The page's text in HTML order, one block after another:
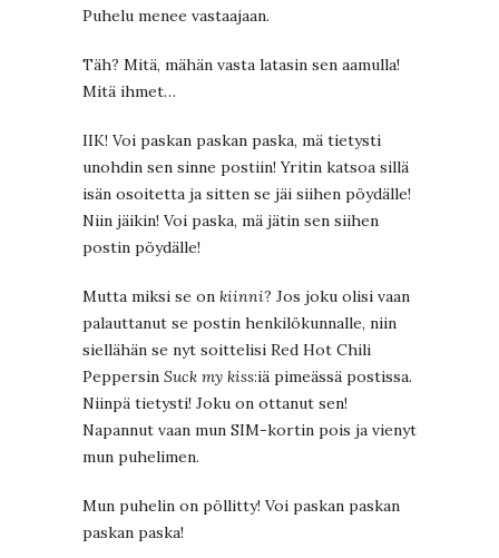
Puhelu menee vastaajaan.
Täh? Mitä, mähän vasta latasin sen aamulla!
Mitä ihmet…
IIK! Voi paskan paskan paska, mä tietysti
unohdin sen sinne postiin! Yritin katsoa sillä
isän osoitetta ja sitten se jäi siihen pöydälle!
Niin jäikin! Voi paska, mä jätin sen siihen
postin pöydälle!
Mutta miksi se on kiinni? Jos joku olisi vaan
palauttanut se postin henkilökunnalle, niin
siellähän se nyt soittelisi Red Hot Chili
Peppersin Suck my kiss:iä pimeässä postissa.
Niinpä tietysti! Joku on ottanut sen!
Napannut vaan mun SIM-kortin pois ja vienyt
mun puhelimen.
Mun puhelin on pöllitty! Voi paskan paskan
paskan paska!